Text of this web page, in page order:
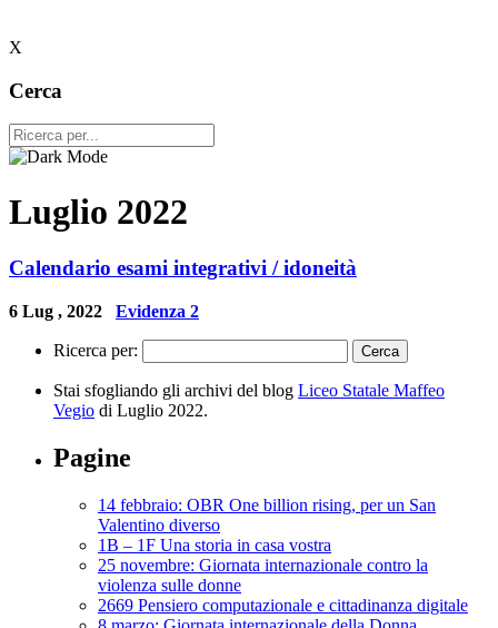
X
Cerca
Luglio 2022
Calendario esami integrativi / idoneità
6 Lug , 2022 Evidenza 2
Ricerca per:
Stai sfogliando gli archivi del blog Liceo Statale Maffeo
Vegio di Luglio 2022.
Pagine
14 febbraio: OBR One billion rising, per un San
Valentino diverso
1B – 1F Una storia in casa vostra
25 novembre: Giornata internazionale contro la
violenza sulle donne
2669 Pensiero computazionale e cittadinanza digitale